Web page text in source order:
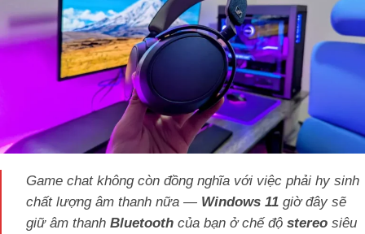
Game chat không còn đồng nghĩa với việc phải hy sinh
chất lượng âm thanh nữa — Windows 11 giờ đây sẽ
giữ âm thanh Bluetooth của bạn ở chế độ stereo siêu